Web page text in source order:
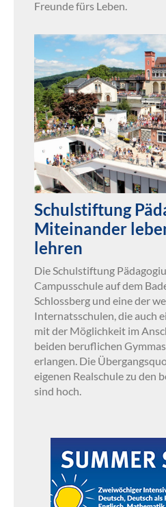
Freunde fürs Leben.
Schulstiftung
Miteinander
lehren
Die Schulstiftung
Campusschule auf dem
Schlossberg und eine der
Internatsschulen, die auch
mit der Möglichkeit im
beiden beruflichen
erlangen. Die
eigenen Realschule zu den
sind hoch.